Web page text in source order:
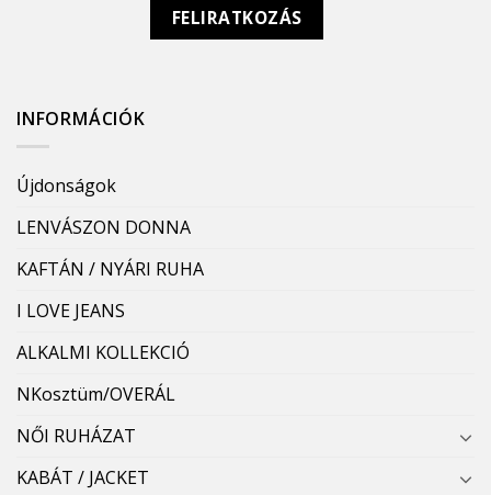
INFORMÁCIÓK
Újdonságok
LENVÁSZON DONNA
KAFTÁN / NYÁRI RUHA
I LOVE JEANS
ALKALMI KOLLEKCIÓ
NKosztüm/OVERÁL
NŐI RUHÁZAT
KABÁT / JACKET